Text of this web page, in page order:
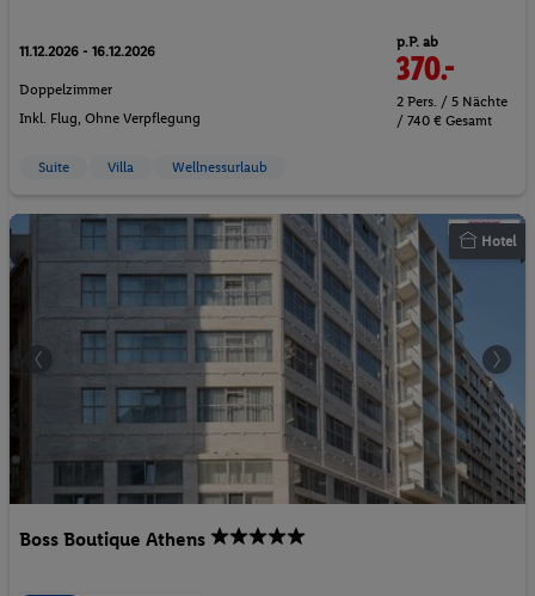
11.12.2026 - 16.12.2026
Doppelzimmer
Inkl. Flug, Ohne Verpflegung
p.P. ab
370.-
2 Pers. / 5 Nächte
/ 740 € Gesamt
Suite Villa Wellnessurlaub
Hotel
Boss Boutique Athens